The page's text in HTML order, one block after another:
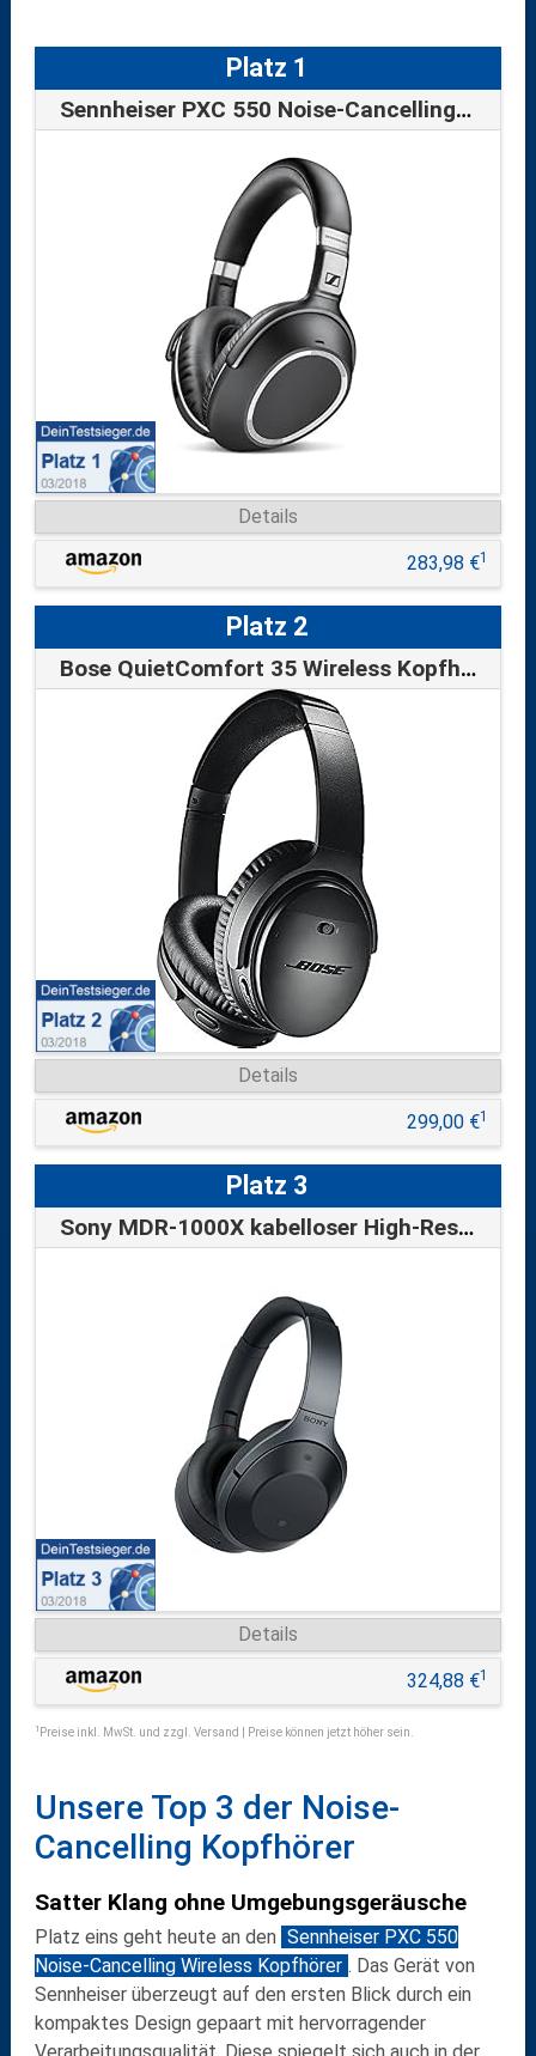
Platz 1
Sennheiser PXC 550 Noise-Cancelling Wireless Kopfhörer
Details
283,98 €1
Platz 2
Bose QuietComfort 35 Wireless Kopfhörer II
Details
299,00 €1
Platz 3
Sony MDR-1000X kabelloser High-Resolution Kopfhörer
Details
324,88 €1
1 Preise inkl. MwSt. und zzgl. Versand | Preise können jetzt höher sein.
Unsere Top 3 der Noise-
Cancelling Kopfhörer
Satter Klang ohne Umgebungsgeräusche
Platz eins geht heute an den Sennheiser PXC 550
Noise-Cancelling Wireless Kopfhörer . Das Gerät von
Sennheiser überzeugt auf den ersten Blick durch ein
kompaktes Design gepaart mit hervorragender